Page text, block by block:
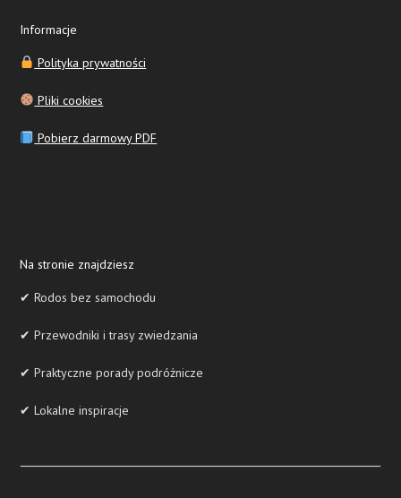
Informacje
Polityka prywatności
Pliki cookies
Pobierz darmowy PDF
Na stronie znajdziesz
✔ Rodos bez samochodu
✔ Przewodniki i trasy zwiedzania
✔ Praktyczne porady podróżnicze
✔ Lokalne inspiracje